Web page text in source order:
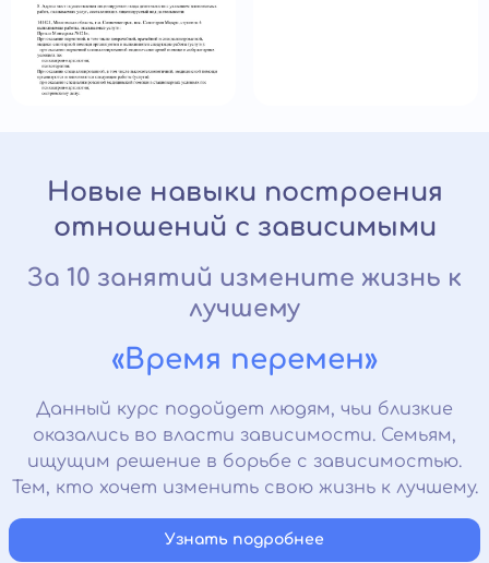
Новые навыки построения
отношений с зависимыми
За 10 занятий измените жизнь к
лучшему
«Время перемен»
Данный курс подойдет людям, чьи близкие
оказались во власти зависимости. Семьям,
ищущим решение в борьбе с зависимостью.
Тем, кто хочет изменить свою жизнь к лучшему.
Узнать подробнее